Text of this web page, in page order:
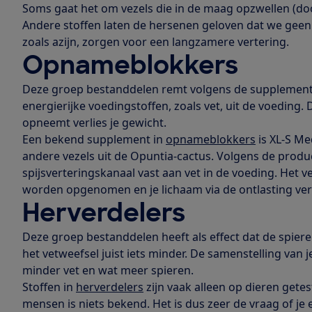
Soms gaat het om vezels die in de maag opzwellen
Andere stoffen laten de hersenen geloven dat we
zoals azijn, zorgen voor een langzamere vertering.
Opnameblokkers
Deze groep bestanddelen remt volgens de
energierijke voedingstoffen, zoals vet, uit de
opneemt verlies je gewicht.
Een bekend supplement in opnameblokkers is XL-S
andere vezels uit de Opuntia-cactus. Volgens de
spijsverteringskanaal vast aan vet in de voeding. Het
worden opgenomen en je lichaam via de ontlasting
Herverdelers
Deze groep bestanddelen heeft als effect dat de
het vetweefsel juist iets minder. De samenstelling van
minder vet en wat meer spieren.
Stoffen in herverdelers zijn vaak alleen op dieren
mensen is niets bekend. Het is dus zeer de vraag of je